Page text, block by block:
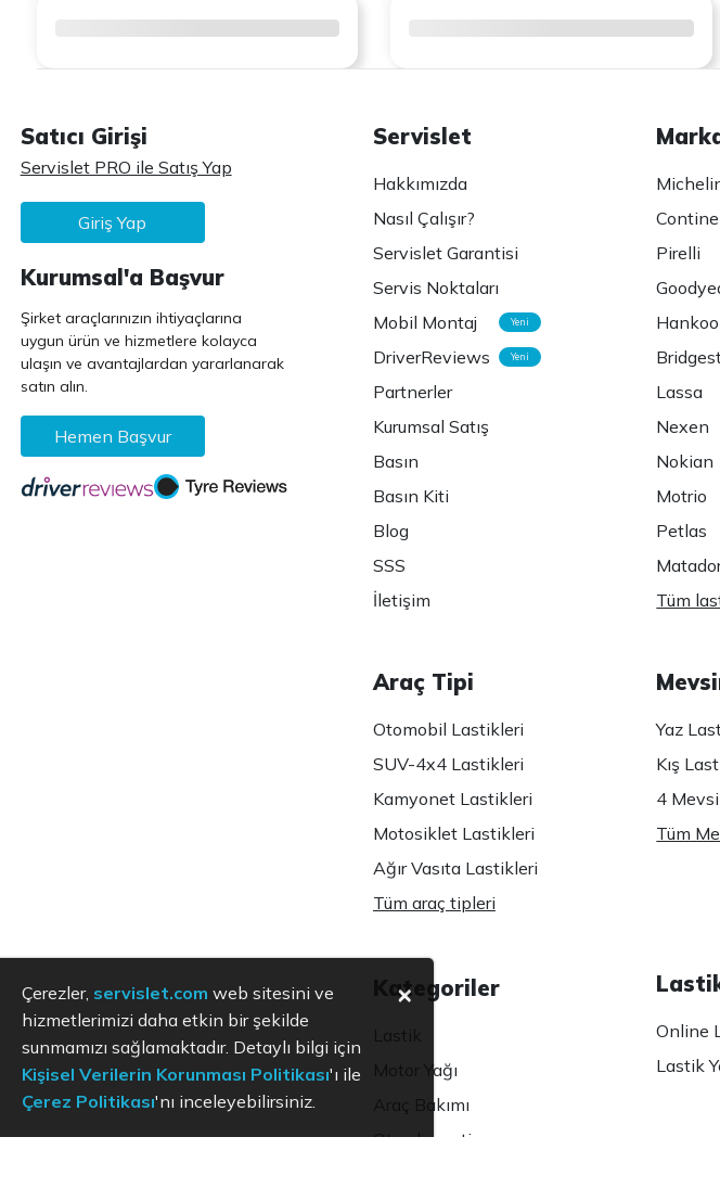
Satıcı Girişi
Servislet PRO ile Satış Yap
Giriş Yap
Kurumsal'a Başvur
Şirket araçlarınızın ihtiyaçlarına
uygun ürün ve hizmetlere kolayca
ulaşın ve avantajlardan yararlanarak
satın alın.
Hemen Başvur
Servislet
Hakkımızda
Nasıl Çalışır?
Servislet Garantisi
Servis Noktaları
Mobil Montaj
Yeni
DriverReviews Yeni
Partnerler
Kurumsal Satış
Basın
Basın Kiti
Blog
SSS
İletişim
Pirelli
Lassa
Nexen
Nokian
Motrio
Petlas
Tüm
Araç Tipi
Otomobil Lastikleri
SUV-4x4 Lastikleri
Kamyonet Lastikleri
Motosiklet Lastikleri
Ağır Vasıta Lastikleri
Tüm araç tipleri
Kategoriler
Motor Yağı
Araç Bakımı
Oto ekspertiz
Yaz
Kış
4
Tüm
Online
Lastik
Çerezler, servislet.com web sitesini ve
hizmetlerimizi daha etkin bir şekilde
sunmamızı sağlamaktadır. Detaylı bilgi için
Kişisel Verilerin Korunması Politikası'ı ile
Çerez Politikası'nı inceleyebilirsiniz.
×